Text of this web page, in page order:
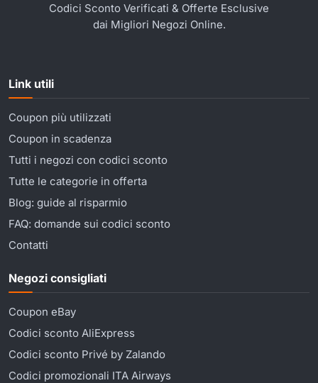
Codici Sconto Verificati & Offerte Esclusive
dai Migliori Negozi Online.
Link utili
Coupon più utilizzati
Coupon in scadenza
Tutti i negozi con codici sconto
Tutte le categorie in offerta
Blog: guide al risparmio
FAQ: domande sui codici sconto
Contatti
Negozi consigliati
Coupon eBay
Codici sconto AliExpress
Codici sconto Privé by Zalando
Codici promozionali ITA Airways